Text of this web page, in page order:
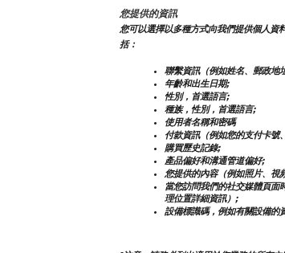
您提供的資訊
您可以選擇以多種方式向我們提供個人資
括：
聯繫資訊（例如姓名、郵政地
年齡和出生日期;
性別，首選語言;
種族，性別，首選語言;
使用者名稱和密碼
付款資訊（例如您的支付卡號
購買歷史記錄;
產品偏好和溝通管道偏好;
您提供的內容（例如照片、視
當您訪問我們的社交媒體頁面
理位置詳細資訊）;
設備標識碼，例如有關設備的